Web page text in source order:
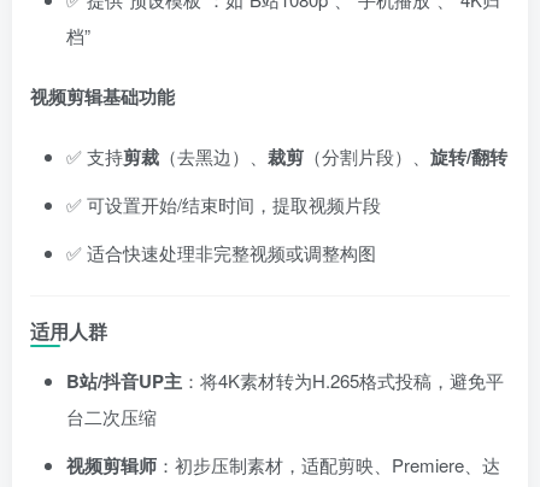
档”
视频剪辑基础功能
✅ 支持剪裁 （去黑边）、 裁剪 （分割片段）、 旋转/翻转
✅ 可设置开始/结束时间，提取视频片段
✅ 适合快速处理非完整视频或调整构图
适用人群
B站/抖音UP主 ：将4K素材转为H.265格式投稿，避免平
台二次压缩
视频剪辑师 ：初步压制素材，适配剪映、Premiere、达